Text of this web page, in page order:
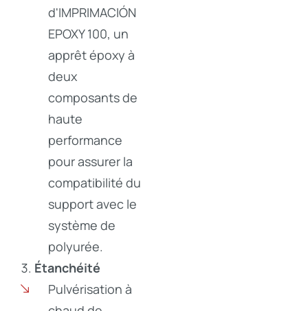
d'IMPRIMACIÓN
EPOXY 100, un
apprêt époxy à
deux
composants de
haute
performance
pour assurer la
compatibilité du
support avec le
système de
polyurée.
Étanchéité
Pulvérisation à